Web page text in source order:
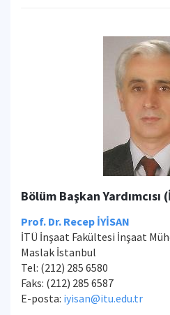
Bölüm Başkan Yardımcısı
Prof. Dr. Recep İYİSAN
İTÜ İnşaat Fakültesi İnşaat
Maslak İstanbul
Tel: (212) 285 6580
Faks: (212) 285 6587
E-posta: iyisan@itu.edu.tr